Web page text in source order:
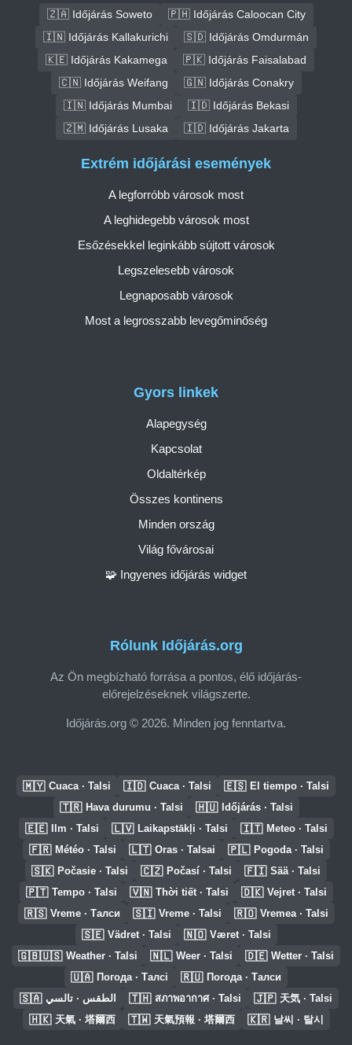
🇿🇦 Időjárás Soweto
🇵🇭 Időjárás Caloocan City
🇮🇳 Időjárás Kallakurichi
🇸🇩 Időjárás Omdurmán
🇰🇪 Időjárás Kakamega
🇵🇰 Időjárás Faisalabad
🇨🇳 Időjárás Weifang
🇬🇳 Időjárás Conakry
🇮🇳 Időjárás Mumbai
🇮🇩 Időjárás Bekasi
🇿🇲 Időjárás Lusaka
🇮🇩 Időjárás Jakarta
Rólunk Időjárás.org
Az Ön megbízható forrása a pontos, élő időjárás-
előrejelzéseknek világszerte.
Időjárás.org © 2026. Minden jog fenntartva.
Gyors linkek
Alapegység
Kapcsolat
Oldaltérkép
Összes kontinens
Minden ország
Világ fővárosai
🧩 Ingyenes időjárás widget
Extrém időjárási események
A legforróbb városok most
A leghidegebb városok most
Esőzésekkel leginkább sújtott városok
Legszelesebb városok
Legnaposabb városok
Most a legrosszabb levegőminőség
🇲🇾 Cuaca · Talsi 🇮🇩 Cuaca · Talsi 🇪🇸 El tiempo · Talsi
🇹🇷 Hava durumu · Talsi 🇭🇺 Időjárás · Talsi
🇪🇪 Ilm · Talsi 🇱🇻 Laikapstākļi · Talsi 🇮🇹 Meteo · Talsi
🇫🇷 Météo · Talsi 🇱🇹 Oras · Talsai 🇵🇱 Pogoda · Talsi
🇸🇰 Počasie · Talsi 🇨🇿 Počasí · Talsi 🇫🇮 Sää · Talsi
🇵🇹 Tempo · Talsi 🇻🇳 Thời tiết · Talsi 🇩🇰 Vejret · Talsi
🇷🇸 Vreme · Талси 🇸🇮 Vreme · Talsi 🇷🇴 Vremea · Talsi
🇸🇪 Vädret · Talsi 🇳🇴 Været · Talsi
🇬🇧🇺🇸 Weather · Talsi 🇳🇱 Weer · Talsi 🇩🇪 Wetter · Talsi
🇺🇦 Погода · Талсі 🇷🇺 Погода · Талси
🇸🇦 الطقس · تالسي 🇹🇭 สภาพอากาศ · Talsi 🇯🇵 天気 · Talsi
🇭🇰 天氣 · 塔爾西 🇹🇼 天氣預報 · 塔爾西 🇰🇷 날씨 · 탈시